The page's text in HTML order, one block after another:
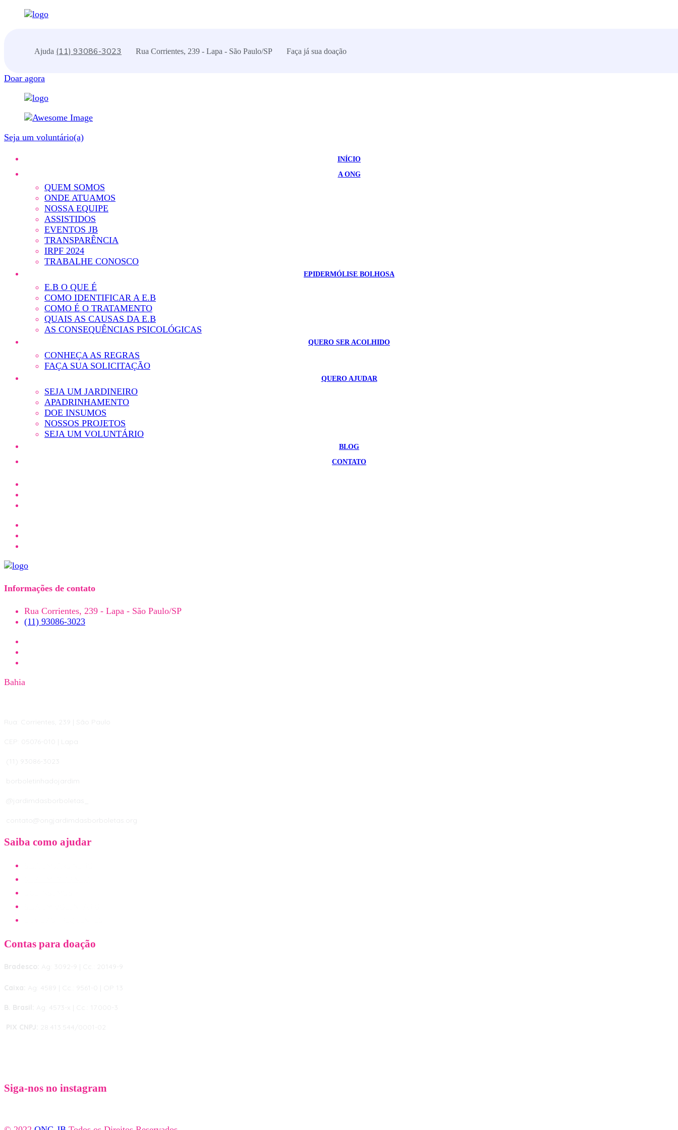
Ajuda (11) 93086-3023 Rua Corrientes, 239 - Lapa - São Paulo/SP Faça já sua doação
Doar agora
Seja um voluntário(a)
INÍCIO
A ONG
QUEM SOMOS
ONDE ATUAMOS
NOSSA EQUIPE
ASSISTIDOS
EVENTOS JB
TRANSPARÊNCIA
IRPF 2024
TRABALHE CONOSCO
EPIDERMÓLISE BOLHOSA
E.B O QUE É
COMO IDENTIFICAR A E.B
COMO É O TRATAMENTO
QUAIS AS CAUSAS DA E.B
AS CONSEQUÊNCIAS PSICOLÓGICAS
QUERO SER ACOLHIDO
CONHEÇA AS REGRAS
FAÇA SUA SOLICITAÇÃO
QUERO AJUDAR
SEJA UM JARDINEIRO
APADRINHAMENTO
DOE INSUMOS
NOSSOS PROJETOS
SEJA UM VOLUNTÁRIO
BLOG
CONTATO
Informações de contato
Rua Corrientes, 239 - Lapa - São Paulo/SP
(11) 93086-3023
Bahia
Rua: Corrientes, 239 | São Paulo
CEP: 05076-010 | Lapa
(11) 93086-3023
borboletinhadojardim
@jardimdasborboletas_
contato@ongjardimdasborboletas.org
Saiba como ajudar
Contas para doação
Bradesco: Ag: 3092-9 | Cc.: 20149-9
Caixa: Ag: 4589 | Cc.: 9561-0 | OP 13
B. Brasil: Ag: 4573-x | Cc.: 17.000-3
PIX CNPJ: 28.413.544/0001-02
Siga-nos no instagram